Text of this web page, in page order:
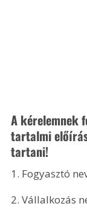
A kérelemnek
tartalmi
tartani!
1. Fogyasztó
2. Vállalkozás